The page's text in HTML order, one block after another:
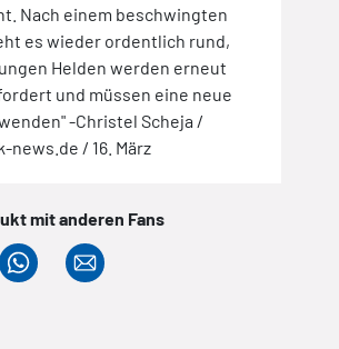
Nach einem beschwingten
es wieder ordentlich rund,
Helden werden erneut
und müssen eine neue
-Christel Scheja /
news.de / 16. März
mit anderen Fans